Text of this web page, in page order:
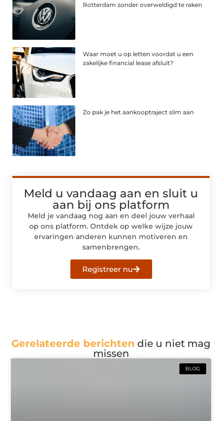
Rotterdam zonder overweldigd te raken
Waar moet u op letten voordat u een
zakelijke financial lease afsluit?
Zo pak je het aankooptraject slim aan
Meld u vandaag aan en sluit u
aan bij ons platform
Meld je vandaag nog aan en deel jouw verhaal
op ons platform. Ontdek op welke wijze jouw
ervaringen anderen kunnen motiveren en
samenbrengen.
Registreer nu
Gerelateerde berichten die u niet mag
missen
BLOG